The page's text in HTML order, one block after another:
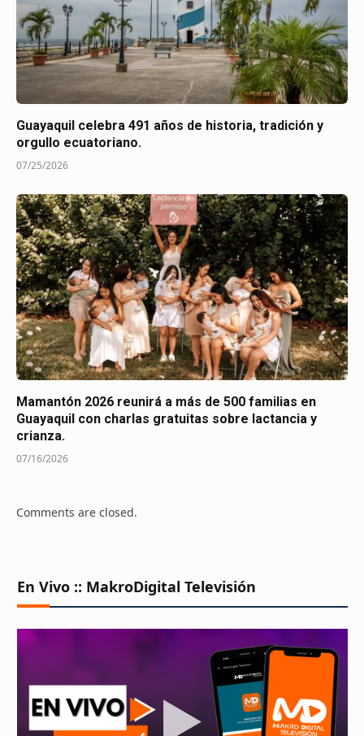
Guayaquil celebra 491 años de historia, tradición y
orgullo ecuatoriano.
07/25/2026
Mamantón 2026 reunirá a más de 500 familias en
Guayaquil con charlas gratuitas sobre lactancia y
crianza.
07/16/2026
Comments are closed.
En Vivo :: MakroDigital Televisión